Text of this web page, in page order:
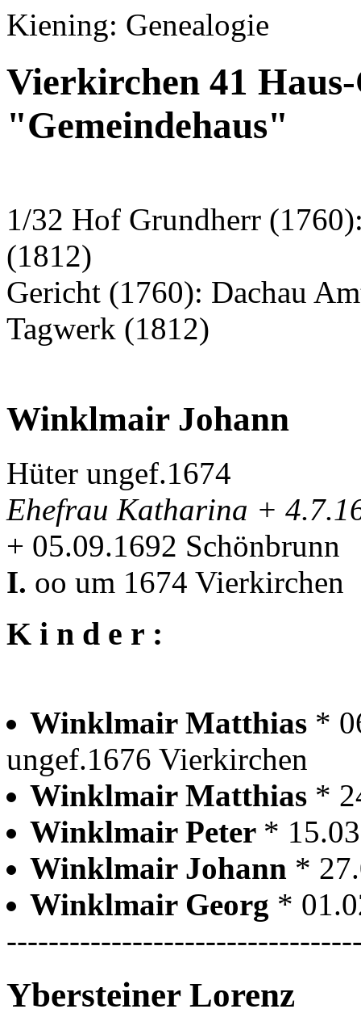
Kiening: Genealogie
Vierkirchen 41
"Gemeindehaus"
1/32 Hof Grundherr
(1812)
Gericht (1760): Dachau
Tagwerk (1812)
Winklmair Johann
Hüter ungef.1674
Ehefrau Katharina +
+ 05.09.1692 Schönbrunn
I. oo um 1674 Vierkirchen
K i n d e r :
Winklmair Matthias *
ungef.1676 Vierkirchen
Winklmair Matthias *
Winklmair Peter *
Winklmair Johann *
Winklmair Georg *
Ybersteiner Lorenz